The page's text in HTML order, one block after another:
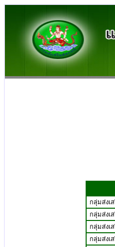
กลุ่มส่งเ
กลุ่มส่งเ
กลุ่มส่งเ
กลุ่มส่งเ